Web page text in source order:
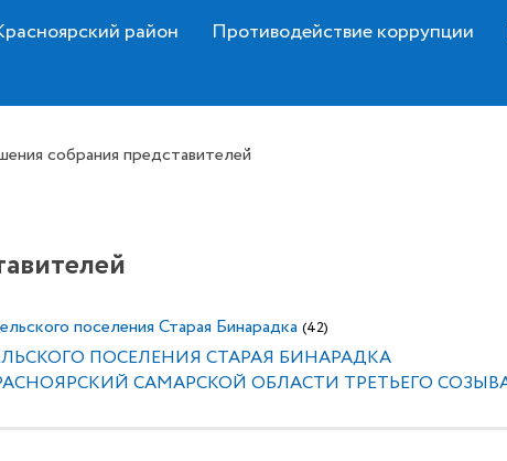
район Противодействие коррупции
собрания представителей
поселения Старая Бинарадка (42)
ПОСЕЛЕНИЯ СТАРАЯ БИНАРАДКА
САМАРСКОЙ ОБЛАСТИ ТРЕТЬЕГО